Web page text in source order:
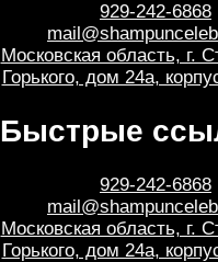
929-242-6868
Московская область, г.
Горького, дом 24а,
Быстрые
929-242-6868
Московская область, г.
Горького, дом 24а,